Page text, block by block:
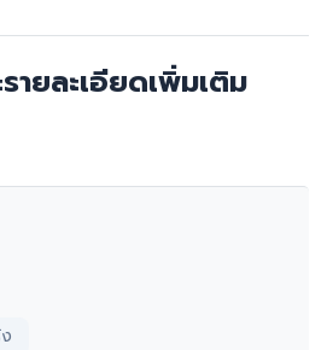
ายละเอียดเพิ่มเติม